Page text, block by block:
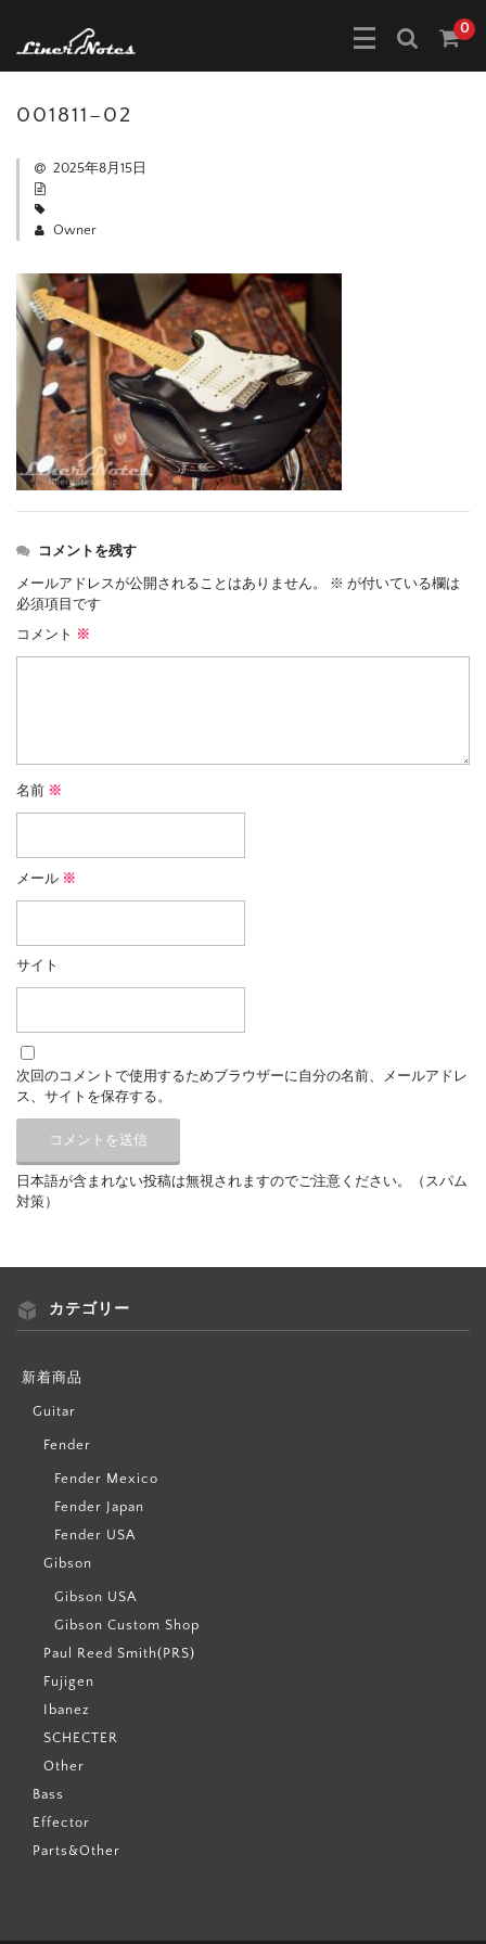
0
001811–02
2025年8月15日
Owner
コメントを残す
メールアドレスが公開されることはありません。 ※ が付いている欄は
必須項目です
コメント ※
名前 ※
メール ※
サイト
次回のコメントで使用するためブラウザーに自分の名前、メールアドレ
ス、サイトを保存する。
日本語が含まれない投稿は無視されますのでご注意ください。（スパム
対策）
カテゴリー
新着商品
Guitar
Fender
Fender Mexico
Fender Japan
Fender USA
Gibson
Gibson USA
Gibson Custom Shop
Paul Reed Smith(PRS)
Fujigen
Ibanez
SCHECTER
Other
Bass
Effector
Parts&Other